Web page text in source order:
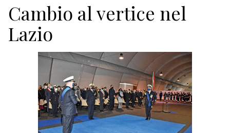
RICERCA
ECONOMIA
CULTURA
NAUTICA
Cambio al vertice nel
Lazio